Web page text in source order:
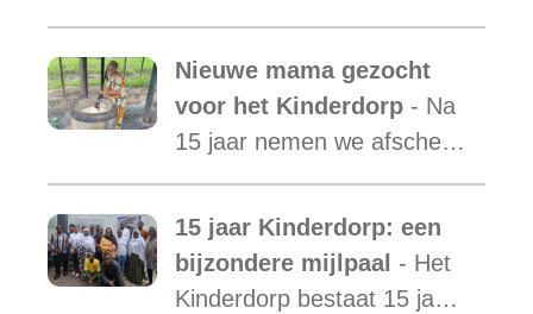
laten zien hoe essentieel
onze ondersteuning is,
terwijl de vraag blijft
toenemen.
Nieuwe mama gezocht
voor het Kinderdorp - Na
15 jaar nemen we afscheid
van Mama Ester. We
starten de zoektocht naar
een nieuwe mama met een
warm hart voor onze
15 jaar Kinderdorp: een
bijzondere mijlpaal - Het
Kinderdorp bestaat 15 jaar